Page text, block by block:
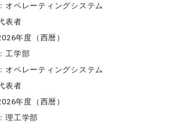
オペレーティングシステム
表者
年度（西暦）
工学部
オペレーティングシステム
表者
年度（西暦）
理工学部